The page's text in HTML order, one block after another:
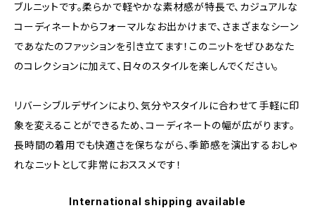
ブルニットです。柔らかで軽やかな素材感が特長で、カジュアルな
コーディネートからフォーマルなお出かけまで、さまざまなシーン
であなたのファッションを引き立てます！このニットをぜひあなた
のコレクションに加えて、日々のスタイルを楽しんでください。
リバーシブルデザインにより、気分やスタイルに合わせて手軽に印
象を変えることができるため、コーディネートの幅が広がります。
長時間の着用でも快適さを保ちながら、季節感を演出するおしゃ
れなニットとして非常におススメです！
International shipping available